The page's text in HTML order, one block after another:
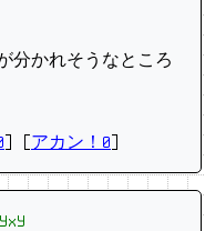
分かれそうなところ
アカン！0